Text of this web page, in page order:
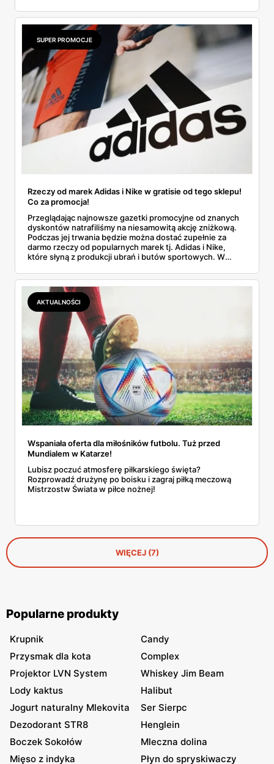
ambasadorką została bardzo popularna aktorka. Wiemy
też, jakie pierwsze rzeczy znajdują się w kolekcji. Dowiedz
SUPER PROMOCJE
Rzeczy od marek Adidas i Nike w gratisie od tego sklepu!
Co za promocja!
Przeglądając najnowsze gazetki promocyjne od znanych
dyskontów natrafiliśmy na niesamowitą akcję zniżkową.
Podczas jej trwania będzie można dostać zupełnie za
darmo rzeczy od popularnych marek tj. Adidas i Nike,
które słyną z produkcji ubrań i butów sportowych. W
otrzymasz w gratisie? Dowiedz się!
AKTUALNOŚCI
Wspaniała oferta dla miłośników futbolu. Tuż przed
Mundialem w Katarze!
Lubisz poczuć atmosferę piłkarskiego święta?
Rozprowadź drużynę po boisku i zagraj piłką meczową
Mistrzostw Świata w piłce nożnej!
WIĘCEJ (7)
Popularne produkty
Krupnik
Candy
Przysmak dla kota
Complex
Projektor LVN System
Whiskey Jim Beam
Lody kaktus
Halibut
Jogurt naturalny Mlekovita
Ser Sierpc
Dezodorant STR8
Henglein
Boczek Sokołów
Mleczna dolina
Mięso z indyka
Płyn do spryskiwaczy